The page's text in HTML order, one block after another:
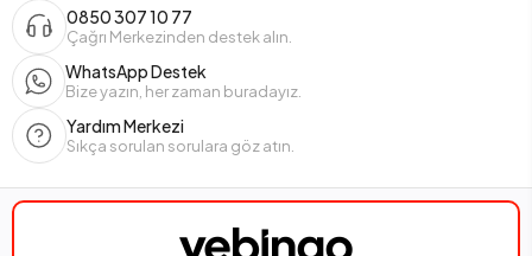
0850 307 10 77
Çağrı Merkezinden destek alın.
WhatsApp Destek
Bize yazın, her zaman buradayız.
Yardım Merkezi
Sıkça sorulan sorulara göz atın.